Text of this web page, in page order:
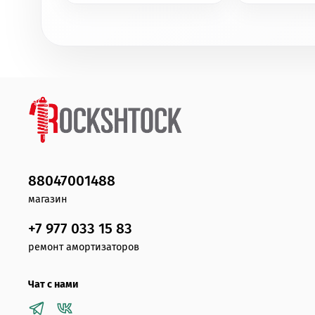
88047001488
магазин
+7 977 033 15 83
ремонт амортизаторов
Чат с нами